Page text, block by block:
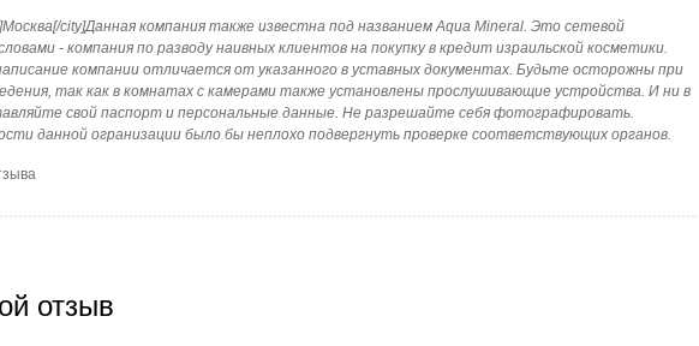
city]Данная компания также известна под названием Aqua Mineral. Это сетевой
- компания по разводу наивных клиентов на покупку в кредит израильской косметики.
компании отличается от указанного в уставных документах. Будьте осторожны при
так как в комнатах с камерами также установлены прослушивающие устройства. И ни в
свой паспорт и персональные данные. Не разрешайте себя фотографировать.
данной огранизации было бы неплохо подвергнуть проверке соответствующих органов.
отзыв